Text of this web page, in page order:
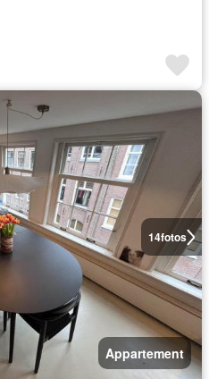
14fotos
Appartement